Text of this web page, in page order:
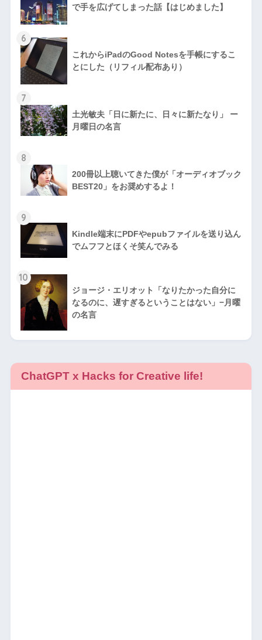
で手を広げてしまった話【はじめました】
6
これからiPadのGood Notesを手帳にするこ
とにした（リフィル配布あり）
7
土光敏夫「日に新たに、日々に新たなり」 ー
月曜日の名言
8
200冊以上聴いてきた僕が「オーディオブック
BEST20」をお奨めするよ！
9
Kindle端末にPDFやepubファイルを送り込ん
でムフフとほくそ笑んでみる
10
ジョージ・エリオット「なりたかった自分に
なるのに、遅すぎるということはない」−月曜
の名言
ChatGPT x Hacks for Creative life!